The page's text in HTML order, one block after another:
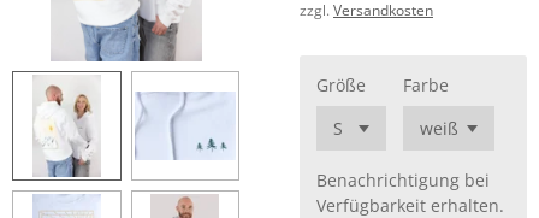
zzgl. Versandkosten
Größe Farbe
Benachrichtigung bei
Verfügbarkeit erhalten.